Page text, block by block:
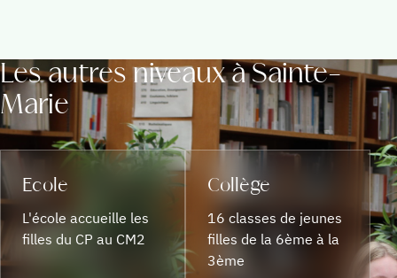
Les autres niveaux à Sainte-
Marie
Ecole
L'école accueille les
filles du CP au CM2
Collège
16 classes de jeunes
filles de la 6ème à la
3ème